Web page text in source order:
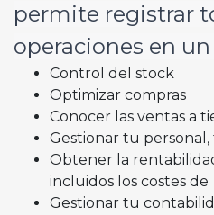
permite registrar
operaciones en
Control del stock
Optimizar compras
Conocer las ventas a
Gestionar tu personal,
Obtener la
incluidos los costes
Gestionar tu